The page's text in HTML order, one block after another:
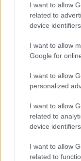
I want to allow
related to
device
I want to allow
Google for
I want to allow
personalized
I want to allow
related to
device
I want to allow
related to
– Su lento:
cadenza di piedi
– Sul cemento:
lettura precoce
percentuale in
della posizione
variare questi
trasforma un
imporsi su ogni